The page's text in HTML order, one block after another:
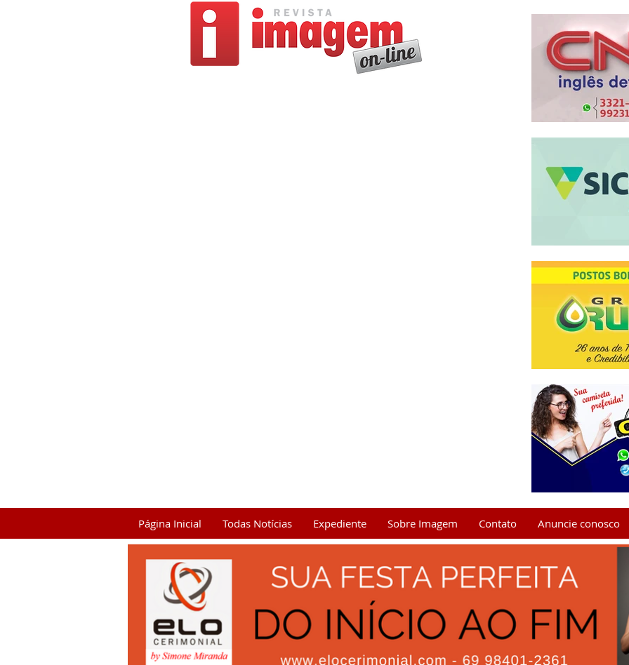
Página Inicial Todas Notícias Expediente Sobre Imagem Contato Anuncie conosco